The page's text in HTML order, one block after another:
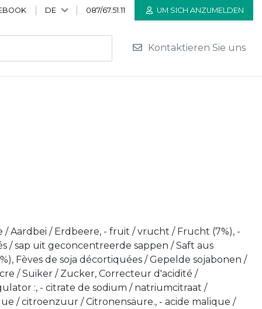
DE 087/67.51.11 UM SICH ANZUMELDEN
Kontaktieren Sie uns
/ Aardbei / Erdbeere, - fruit / vrucht / Frucht (7%), -
/ sap uit geconcentreerde sappen / Saft aus
Fèves de soja décortiquées / Gepelde sojabonen /
/ Suiker / Zucker, Correcteur d'acidité /
:, - citrate de sodium / natriumcitraat /
/ citroenzuur / Citronensäure., - acide malique /